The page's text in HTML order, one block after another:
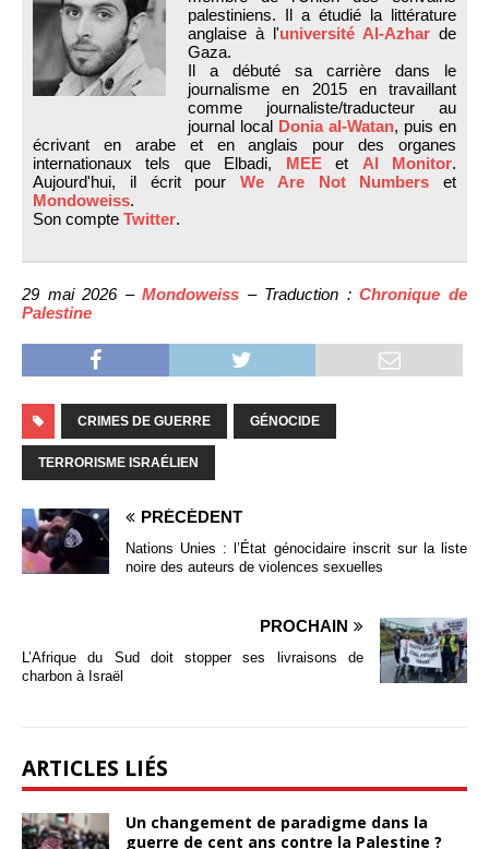
palestiniens. Il a étudié la littérature
anglaise à l'université Al-Azhar de
Gaza.
Il a débuté sa carrière dans le
journalisme en 2015 en travaillant
comme journaliste/traducteur au
journal local Donia al-Watan, puis en
écrivant en arabe et en anglais pour des organes
internationaux tels que Elbadi, MEEet Al Monitor.
Aujourd'hui, il écrit pour We Are Not Numbers et
Mondoweiss.
Son compte Twitter.
29 mai 2026 –Mondoweiss – Traduction :Chronique de
Palestine
CRIMES DE GUERRE GÉNOCIDE
TERRORISME ISRAÉLIEN
PRÉCÉDENT
Nations Unies : l’État génocidaire inscrit sur la liste
noire des auteurs de violences sexuelles
PROCHAIN
L’Afrique du Sud doit stopper ses livraisons de
charbon à Israël
ARTICLES LIÉS
Un changement de paradigme dans la
guerre de cent ans contre la Palestine ?